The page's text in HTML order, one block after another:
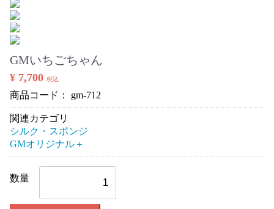
GMいちごちゃん
¥ 7,700 税込
商品コード： gm-712
関連カテゴリ
シルク・スポンジ
GMオリジナル＋
数量